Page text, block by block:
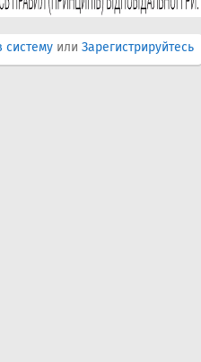
систему или Зарегистрируйтесь